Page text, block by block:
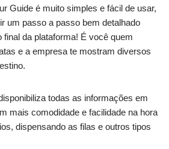
Guide é muito simples e fácil de usar,
um passo a passo bem detalhado
final da plataforma! É você quem
e a empresa te mostram diversos
todas as informações em
mais comodidade e facilidade na hora
dispensando as filas e outros tipos